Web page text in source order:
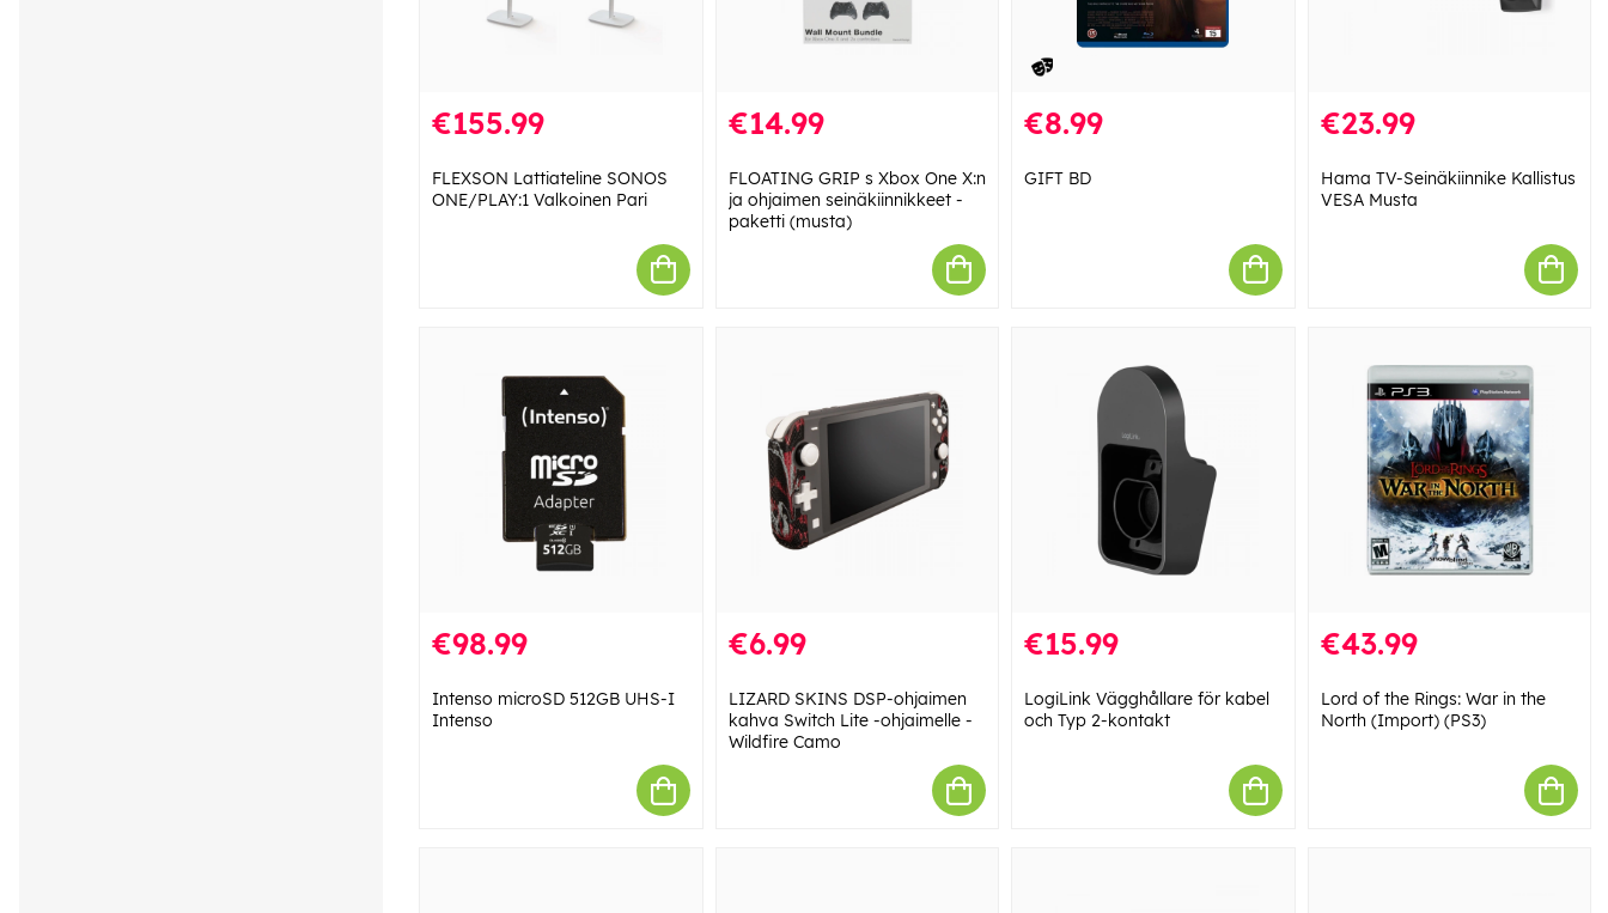
€155.99
FLEXSON Lattiateline SONOS
ONE/PLAY:1 Valkoinen Pari
€14.99
FLOATING GRIP s Xbox One X:n
ja ohjaimen seinäkiinnikkeet -
paketti (musta)
€8.99
GIFT BD
€23.99
Hama TV-Seinäkiinnike Kallistus
VESA Musta
€98.99
Intenso microSD 512GB UHS-I
Intenso
€6.99
LIZARD SKINS DSP-ohjaimen
kahva Switch Lite -ohjaimelle -
Wildfire Camo
€15.99
LogiLink Vägghållare för kabel
och Typ 2-kontakt
€43.99
Lord of the Rings: War in the
North (Import) (PS3)